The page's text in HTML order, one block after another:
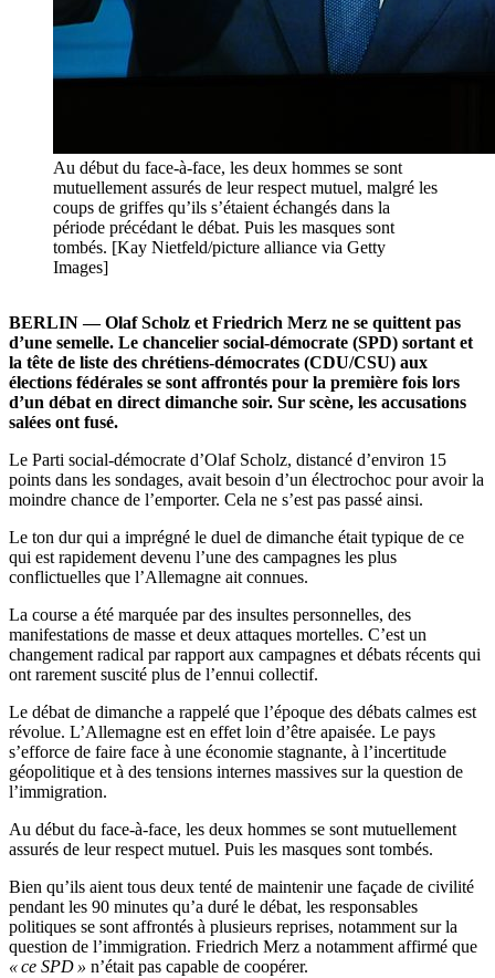
Au début du face-à-face, les deux hommes se sont
mutuellement assurés de leur respect mutuel, malgré les
coups de griffes qu’ils s’étaient échangés dans la
période précédant le débat. Puis les masques sont
tombés. [Kay Nietfeld/picture alliance via Getty
Images]
BERLIN — Olaf Scholz et Friedrich Merz ne se quittent pas
d’une semelle. Le chancelier social-démocrate (SPD) sortant et
la tête de liste des chrétiens-démocrates (CDU/CSU) aux
élections fédérales se sont affrontés pour la première fois lors
d’un débat en direct dimanche soir. Sur scène, les accusations
salées ont fusé.
Le Parti social-démocrate d’Olaf Scholz, distancé d’environ 15
points dans les sondages, avait besoin d’un électrochoc pour avoir la
moindre chance de l’emporter. Cela ne s’est pas passé ainsi.
Le ton dur qui a imprégné le duel de dimanche était typique de ce
qui est rapidement devenu l’une des campagnes les plus
conflictuelles que l’Allemagne ait connues.
La course a été marquée par des insultes personnelles, des
manifestations de masse et deux attaques mortelles. C’est un
changement radical par rapport aux campagnes et débats récents qui
ont rarement suscité plus de l’ennui collectif.
Le débat de dimanche a rappelé que l’époque des débats calmes est
révolue. L’Allemagne est en effet loin d’être apaisée. Le pays
s’efforce de faire face à une économie stagnante, à l’incertitude
géopolitique et à des tensions internes massives sur la question de
l’immigration.
Au début du face-à-face, les deux hommes se sont mutuellement
assurés de leur respect mutuel. Puis les masques sont tombés.
Bien qu’ils aient tous deux tenté de maintenir une façade de civilité
pendant les 90 minutes qu’a duré le débat, les responsables
politiques se sont affrontés à plusieurs reprises, notamment sur la
question de l’immigration. Friedrich Merz a notamment affirmé que
« ce SPD » n’était pas capable de coopérer.